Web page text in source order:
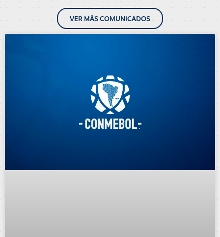
VER MÁS COMUNICADOS